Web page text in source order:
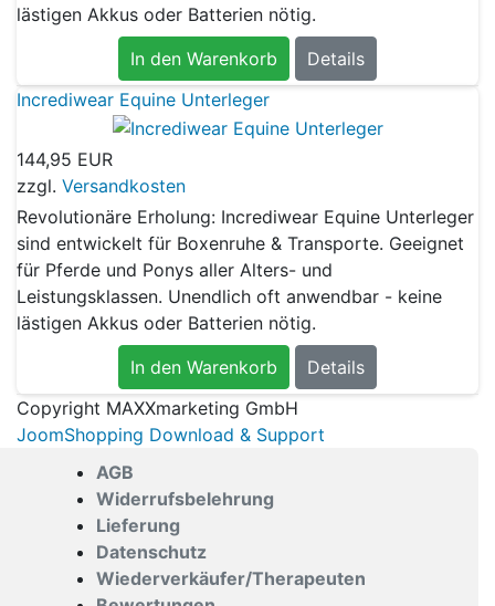
lästigen Akkus oder Batterien nötig.
In den Warenkorb
Details
Incrediwear Equine Unterleger
144,95 EUR
zzgl. Versandkosten
Revolutionäre Erholung: Incrediwear Equine Unterleger
sind entwickelt für Boxenruhe & Transporte. Geeignet
für Pferde und Ponys aller Alters- und
Leistungsklassen. Unendlich oft anwendbar - keine
lästigen Akkus oder Batterien nötig.
In den Warenkorb
Details
Copyright MAXXmarketing GmbH
JoomShopping Download & Support
AGB
Widerrufsbelehrung
Lieferung
Datenschutz
Wiederverkäufer/Therapeuten